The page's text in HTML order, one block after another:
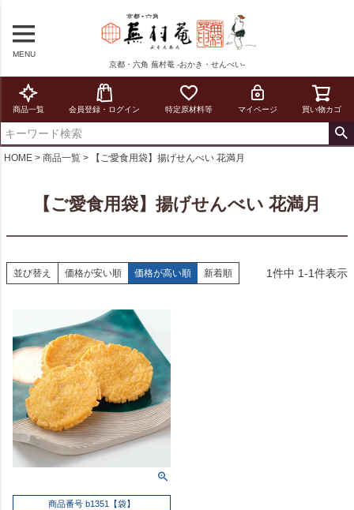
MENU
京都・六角 蕪村菴 -おかき・せんべい-
商品一覧 会員登録・ログイン 特定原材料等 マイページ 買い物カゴ
HOME 商品一覧 【ご愛食用袋】揚げせんべい 花満月
【ご愛食用袋】揚げせんべい 花満月
並び替え 価格が安い順 価格が高い順 新着順 1件中 1-1件表示
商品番号 b1351【袋】